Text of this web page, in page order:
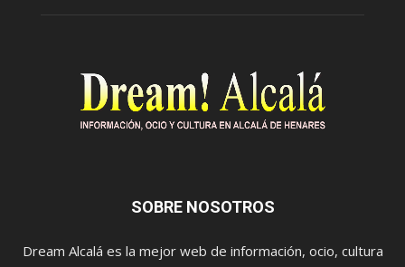
SOBRE NOSOTROS
Dream Alcalá es la mejor web de información, ocio, cultura